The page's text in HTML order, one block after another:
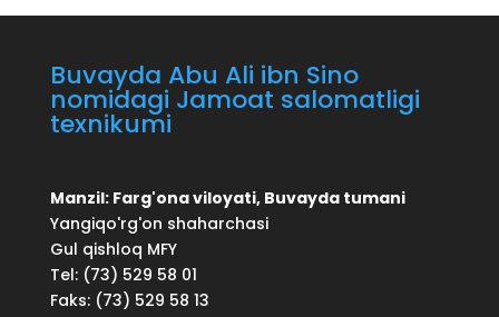
Buvayda Abu Ali ibn Sino
nomidagi Jamoat salomatligi
texnikumi
Manzil: Farg'ona viloyati, Buvayda tumani
Yangiqo'rg'on shaharchasi
Gul qishloq MFY
Tel: (73) 529 58 01
Faks: (73) 529 58 13